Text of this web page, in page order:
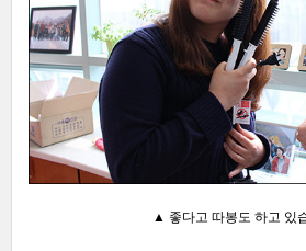
▲ 좋다고 따봉도 하고 있